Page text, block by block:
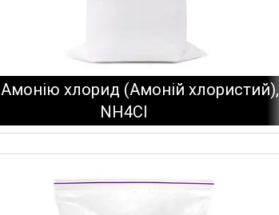
Амонію хлорид (Амоній хлористий),
NH4Cl